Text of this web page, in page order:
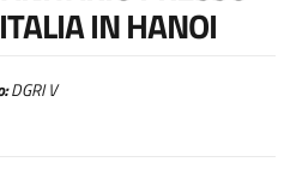
IN HANOI
DGRI V